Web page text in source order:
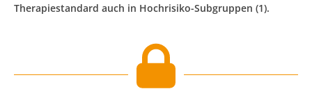
Therapiestandard auch in Hochrisiko-Subgruppen (1).